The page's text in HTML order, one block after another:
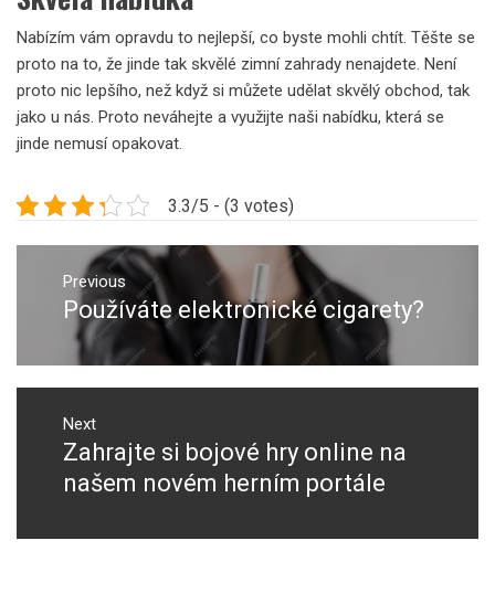
Nabízím vám opravdu to nejlepší, co byste mohli chtít. Těšte se
proto na to, že jinde tak skvělé zimní zahrady nenajdete. Není
proto nic lepšího, než když si můžete udělat skvělý obchod, tak
jako u nás. Proto neváhejte a využijte naši nabídku, která se
jinde nemusí opakovat.
3.3/5 - (3 votes)
Navigace
příspěvek
Previous
Previous
post:
Používáte elektronické cigarety?
Next
Next
post:
Zahrajte si bojové hry online na
našem novém herním portále